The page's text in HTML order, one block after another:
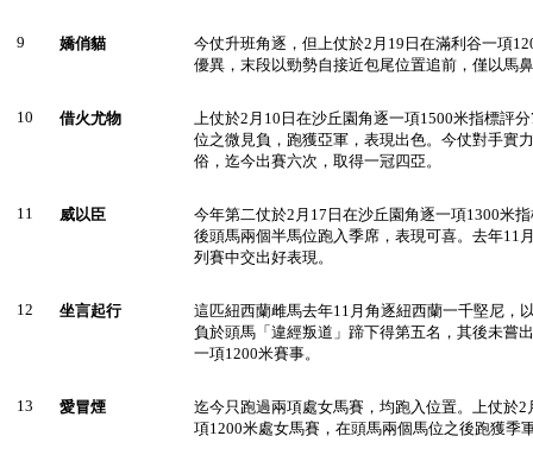
9 嬌俏貓
今仗升班角逐，但上仗於2月19日在滿利谷一項
優異，末段以勁勢自接近包尾位置追前，僅以馬
10 借火尤物
上仗於2月10日在沙丘園角逐一項1500米指標評
位之微見負，跑獲亞軍，表現出色。今仗對手實
俗，迄今出賽六次，取得一冠四亞。
11 威以臣
今年第二仗於2月17日在沙丘園角逐一項1300米
後頭馬兩個半馬位跑入季席，表現可喜。去年11
列賽中交出好表現。
12 坐言起行
這匹紐西蘭雌馬去年11月角逐紐西蘭一千堅尼，
負於頭馬「違經叛道」蹄下得第五名，其後未嘗
一項1200米賽事。
13 愛冒煙
迄今只跑過兩項處女馬賽，均跑入位置。上仗於
項1200米處女馬賽，在頭馬兩個馬位之後跑獲季